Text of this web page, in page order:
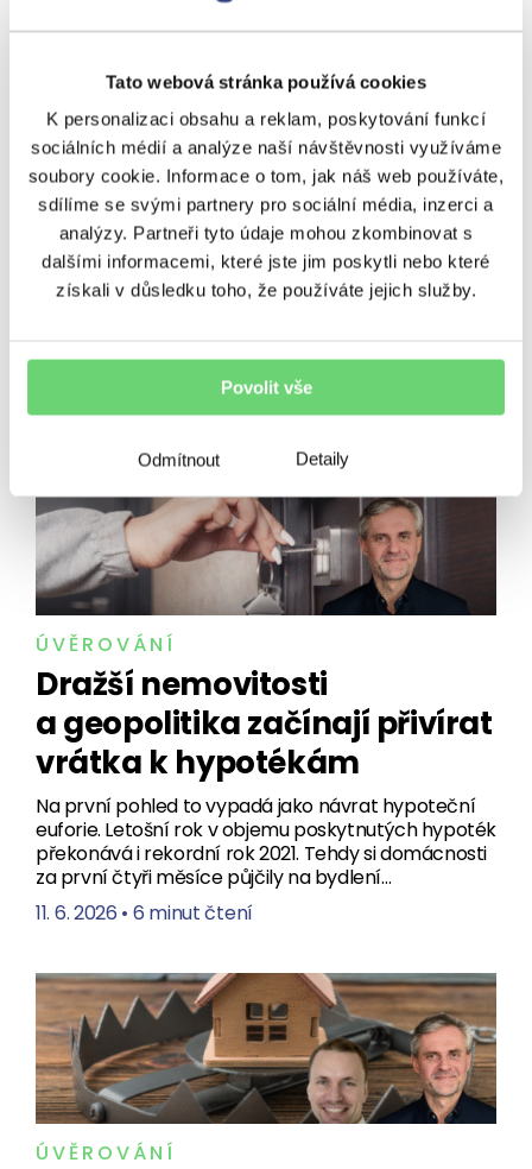
Detaily
Tato webová stránka používá cookies
K personalizaci obsahu a reklam, poskytování funkcí
sociálních médií a analýze naší návštěvnosti využíváme
soubory cookie. Informace o tom, jak náš web používáte,
sdílíme se svými partnery pro sociální média, inzerci a
analýzy. Partneři tyto údaje mohou zkombinovat s
dalšími informacemi, které jste jim poskytli nebo které
získali v důsledku toho, že používáte jejich služby.
Povolit vše
Odmítnout
Nezařazené
Ostatní
Podcasty
Poradenství
Regiony
Rizika
Úvěrování
Výnosy
Vzdělávání
Zpravodaj
SOUVISEJÍCÍ ČLÁNKY
ÚVĚROVÁNÍ
Dražší nemovitosti
a geopolitika začínají přivírat
vrátka k hypotékám
Na první pohled to vypadá jako návrat hypoteční
euforie. Letošní rok v objemu poskytnutých hypoték
překonává i rekordní rok 2021. Tehdy si domácnosti
za první čtyři měsíce půjčily na bydlení…
11. 6. 2026 • 6 minut čtení
ÚVĚROVÁNÍ